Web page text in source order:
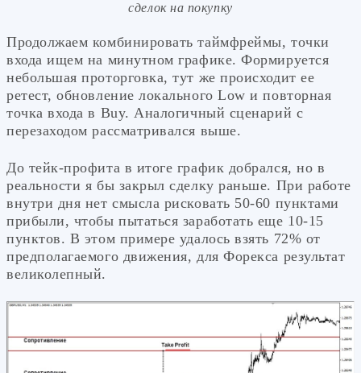
сделок на покупку
Продолжаем комбинировать таймфреймы, точки
входа ищем на минутном графике. Формируется
небольшая проторговка, тут же происходит ее
ретест, обновление локального Low и повторная
точка входа в Buy. Аналогичный сценарий с
перезаходом рассматривался выше.
До тейк-профита в итоге график добрался, но в
реальности я бы закрыл сделку раньше. При работе
внутри дня нет смысла рисковать 50-60 пунктами
прибыли, чтобы пытаться заработать еще 10-15
пунктов. В этом примере удалось взять 72% от
предполагаемого движения, для Форекса результат
великолепный.